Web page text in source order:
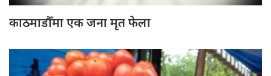
काठमाडौँमा एक जना मृत फेला